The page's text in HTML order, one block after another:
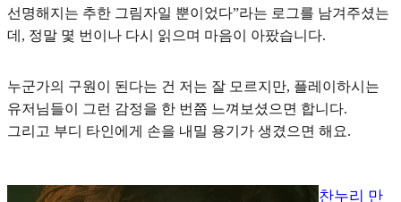
선명해지는 추한 그림자일 뿐이었다”라는 로그를 남겨주셨는
데, 정말 몇 번이나 다시 읽으며 마음이 아팠습니다.
누군가의 구원이 된다는 건 저는 잘 모르지만, 플레이하시는
유저님들이 그런 감정을 한 번쯤 느껴보셨으면 합니다.
그리고 부디 타인에게 손을 내밀 용기가 생겼으면 해요.
찬누리 만